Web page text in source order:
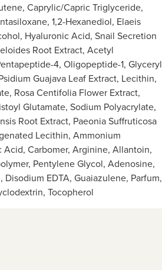
Caprylic/Capric Triglyceride,
1,2-Hexanediol, Elaeis
Hyaluronic Acid, Snail Secretion
Root Extract, Acetyl
4, Oligopeptide-1, Glyceryl
Guajava Leaf Extract, Lecithin,
Rosa Centifolia Flower Extract,
Glutamate, Sodium Polyacrylate,
Root Extract, Paeonia Suffruticosa
Lecithin, Ammonium
Carbomer, Arginine, Allantoin,
Pentylene Glycol, Adenosine,
EDTA, Guaiazulene, Parfum,
Tocopherol